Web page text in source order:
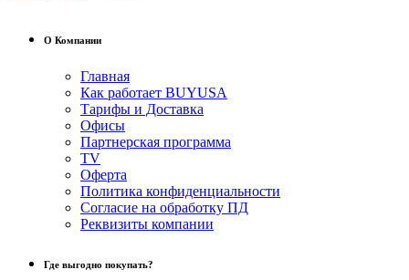
О Компании
Главная
Как работает BUYUSA
Тарифы и Доставка
Офисы
Партнерская программа
TV
Оферта
Политика конфиденциальности
Согласие на обработку ПД
Реквизиты компании
Где выгодно покупать?